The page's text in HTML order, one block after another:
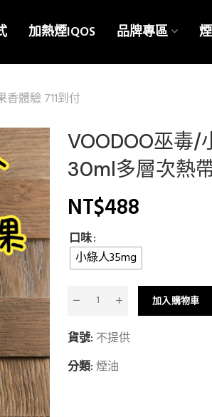
加熱煙IQOS 品牌專區
體驗 711到付
VOODOO巫毒/
30ml多層次熱
NT$488
口味
小綠人35mg
加入購物車
貨號: 不提供
分類:煙油